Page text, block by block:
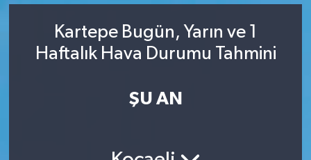
Kartepe Bugün, Yarın ve 1
Haftalık Hava Durumu Tahmini
ŞU AN
İzmir Trafik Yoğunluk Haritası
Süper Lig Puan Durumu ve Fikstür